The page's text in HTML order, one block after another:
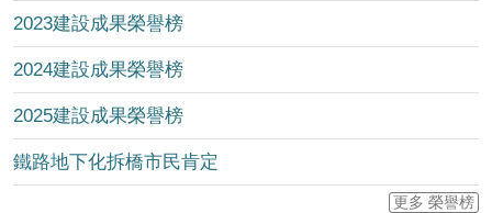
2023建設成果榮譽榜
2024建設成果榮譽榜
2025建設成果榮譽榜
鐵路地下化拆橋市民肯定
更多 榮譽榜